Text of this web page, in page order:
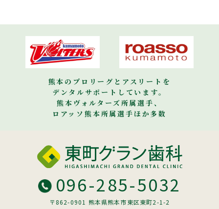
熊本のプロリーグとアスリートを
デンタルサポートしています。
熊本ヴォルターズ所属選手、
ロアッソ熊本所属選手ほか多数
096-285-5032
〒862-0901 熊本県熊本市東区東町2-1-2